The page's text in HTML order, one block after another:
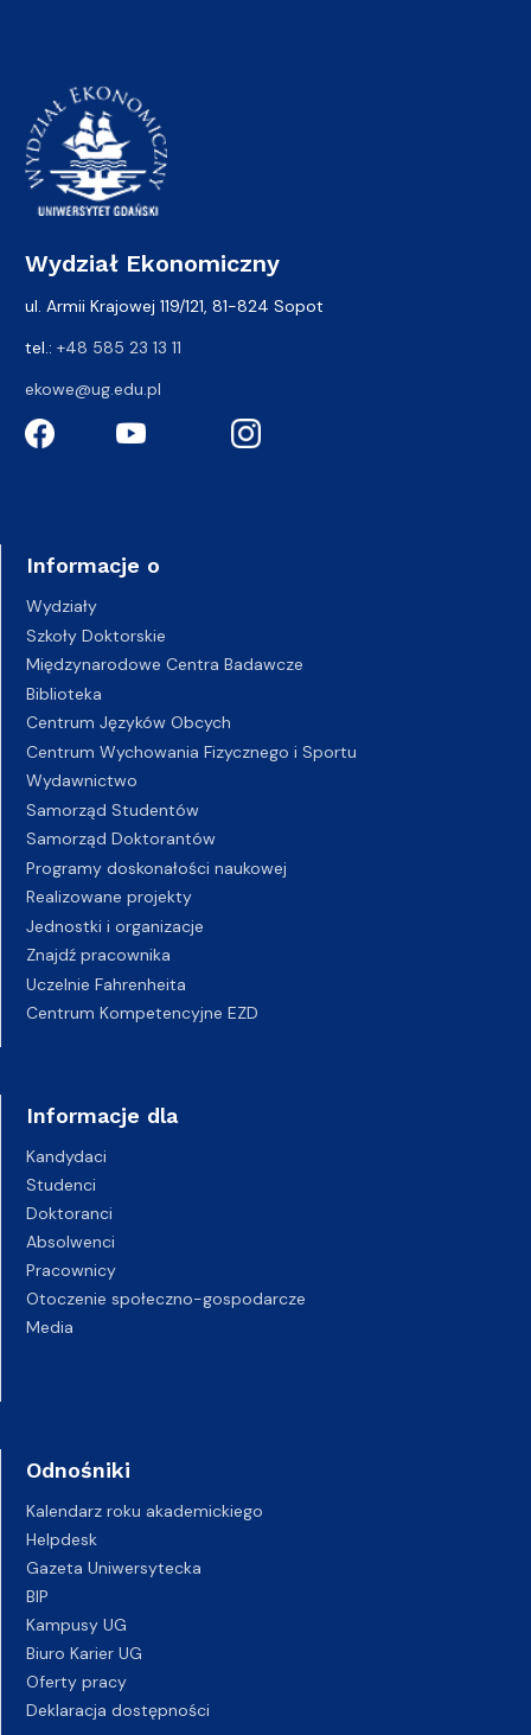
Wydział Ekonomiczny
ul. Armii Krajowej 119/121, 81-824 Sopot
tel.: +48 585 23 13 11
ekowe@ug.edu.pl
Informacje o
Wydziały
Szkoły Doktorskie
Międzynarodowe Centra Badawcze
Biblioteka
Centrum Języków Obcych
Centrum Wychowania Fizycznego i Sportu
Wydawnictwo
Samorząd Studentów
Samorząd Doktorantów
Programy doskonałości naukowej
Realizowane projekty
Jednostki i organizacje
Znajdź pracownika
Uczelnie Fahrenheita
Centrum Kompetencyjne EZD
Informacje dla
Kandydaci
Studenci
Doktoranci
Absolwenci
Pracownicy
Otoczenie społeczno-gospodarcze
Media
Odnośniki
Kalendarz roku akademickiego
Helpdesk
Gazeta Uniwersytecka
BIP
Kampusy UG
Biuro Karier UG
Oferty pracy
Deklaracja dostępności